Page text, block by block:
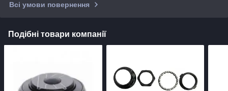
Всі умови повернення
Подібні товари компанії